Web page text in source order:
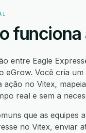
entre Eagle
eGrow. Você cria
ação no Vitex,
real e sem a
que as equipes
no Vitex, enviar